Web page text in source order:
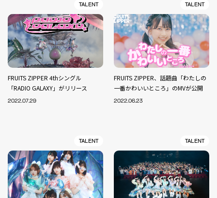
TALENT
FRUITS ZIPPER 4thシングル
「RADIO GALAXY」がリリース
2022.07.29
TALENT
FRUITS ZIPPER、話題曲「わたしの
一番かわいいところ」のMVが公開
2022.06.23
TALENT TALENT